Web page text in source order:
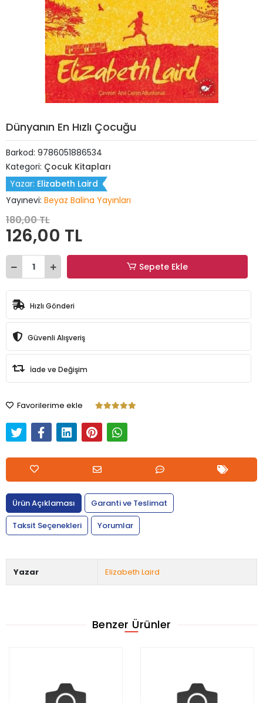
Dünyanın En Hızlı Çocuğu
Barkod: 9786051886534
Kategori: Çocuk Kitapları
Yazar: Elizabeth Laird
Yayınevi: Beyaz Balina Yayınları
180,00 TL
126,00 TL
Sepete Ekle
Hızlı Gönderi
Güvenli Alışveriş
İade ve Değişim
Favorilerime ekle
Ürün Açıklaması
Garanti ve Teslimat
Taksit Seçenekleri
Yorumlar
Yazar Elizabeth Laird
Benzer Ürünler